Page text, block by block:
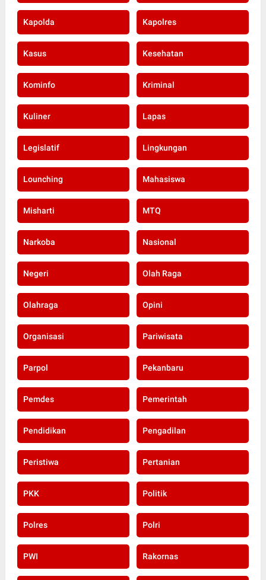
Kapolda Kapolres
Kasus Kesehatan
Kominfo Kriminal
Kuliner Lapas
Legislatif Lingkungan
Lounching Mahasiswa
Misharti MTQ
Narkoba Nasional
Negeri Olah Raga
Olahraga Opini
Organisasi Pariwisata
Parpol Pekanbaru
Pemdes Pemerintah
Pendidikan Pengadilan
Peristiwa Pertanian
PKK Politik
Polres Polri
PWI Rakornas